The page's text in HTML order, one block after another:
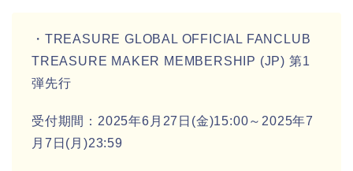
・TREASURE GLOBAL OFFICIAL FANCLUB
TREASURE MAKER MEMBERSHIP (JP) 第1
弾先行
受付期間：2025年6月27日(金)15:00～2025年7
月7日(月)23:59